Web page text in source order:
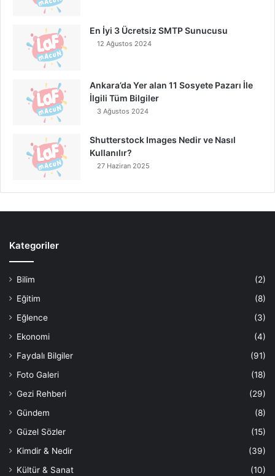
En İyi 3 Ücretsiz SMTP Sunucusu
12 Ağustos 2024
Ankara’da Yer alan 11 Sosyete Pazarı İle
İlgili Tüm Bilgiler
3 Ağustos 2024
Shutterstock Images Nedir ve Nasıl
Kullanılır?
27 Haziran 2025
Kategoriler
Bilim
(2)
Eğitim
(8)
Eğlence
(3)
Ekonomi
(4)
Faydalı Bilgiler
(91)
Foto Galeri
(18)
Gezi Rehberi
(29)
Gündem
(8)
Güzel Sözler
(15)
Kimdir & Nedir
(39)
Kültür & Sanat
(10)